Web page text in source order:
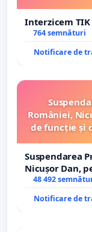
Interzicem TIK
764 semnături
Notificare de
României,
de funcție și
Suspendarea
Nicușor Dan,
și48 492
Notificare de